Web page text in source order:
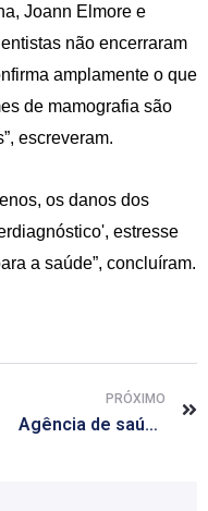
Joann Elmore e
não encerraram
amplamente o que
de mamografia são
escreveram.
os danos dos
estresse
a saúde”, concluíram.
PRÓXIMO
Agência de saúde britânica sugere novas alternativas contra ataques cardíacos